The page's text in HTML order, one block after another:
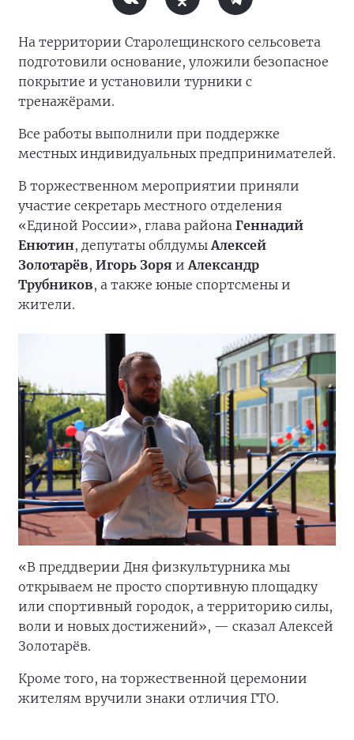
На территории Старолещинского сельсовета
подготовили основание, уложили безопасное
покрытие и установили турники с
тренажёрами.
Все работы выполнили при поддержке
местных индивидуальных предпринимателей.
В торжественном мероприятии приняли
участие секретарь местного отделения
«Единой России», глава района Геннадий
Енютин, депутаты облдумы Алексей
Золотарёв, Игорь Зоря и Александр
Трубников, а также юные спортсмены и
жители.
«В преддверии Дня физкультурника мы
открываем не просто спортивную площадку
или спортивный городок, а территорию силы,
воли и новых достижений», — сказал Алексей
Золотарёв.
Кроме того, на торжественной церемонии
жителям вручили знаки отличия ГТО.